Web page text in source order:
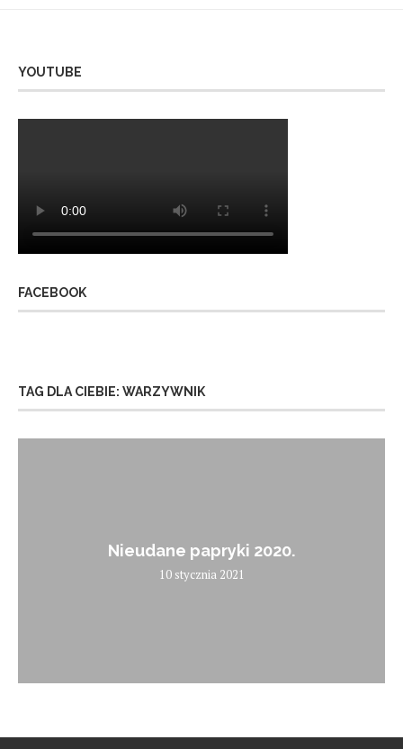
YOUTUBE
FACEBOOK
TAG DLA CIEBIE: WARZYWNIK
Nieudane papryki 2020.
10 stycznia 2021